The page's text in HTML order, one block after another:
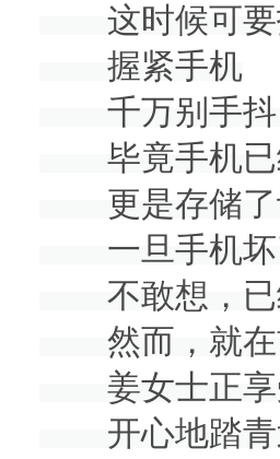
这时候可要
握紧手机
千万别手抖
毕竟手机已
更是存储了
一旦手机坏
不敢想，已
然而，就在
姜女士正享
开心地踏青